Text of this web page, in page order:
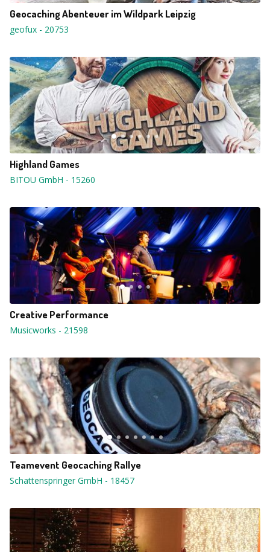
Geocaching Abenteuer im Wildpark Leipzig
geofux - 20753
Highland Games
BITOU GmbH - 15260
Creative Performance
Musicworks - 21598
Teamevent Geocaching Rallye
Schattenspringer GmbH - 18457